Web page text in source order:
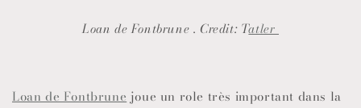
Loan de Fontbrune . Credit: Tatler
Loan de Fontbrune joue un role très important dans la